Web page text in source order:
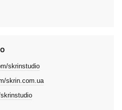
skrinstudio
skrin.com.ua